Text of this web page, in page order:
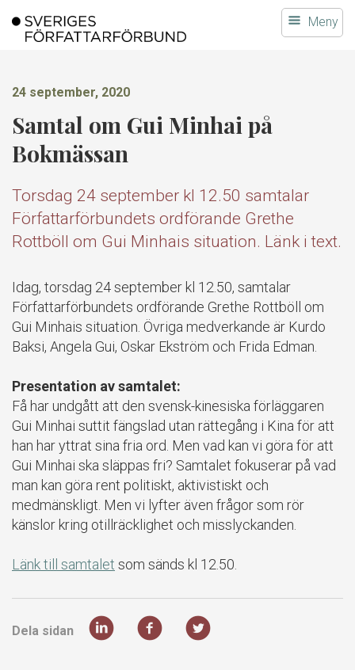
till
Meny
24 september, 2020
Samtal om Gui Minhai på
Bokmässan
Torsdag 24 september kl 12.50 samtalar
Författarförbundets ordförande Grethe
Rottböll om Gui Minhais situation. Länk i text.
Idag, torsdag 24 september kl 12.50, samtalar
Författarförbundets ordförande Grethe Rottböll om
Gui Minhais situation. Övriga medverkande är Kurdo
Baksi, Angela Gui, Oskar Ekström och Frida Edman.
Presentation av samtalet:
Få har undgått att den svensk-kinesiska förläggaren
Gui Minhai suttit fängslad utan rättegång i Kina för att
han har yttrat sina fria ord. Men vad kan vi göra för att
Gui Minhai ska släppas fri? Samtalet fokuserar på vad
man kan göra rent politiskt, aktivistiskt och
medmänskligt. Men vi lyfter även frågor som rör
känslor kring otillräcklighet och misslyckanden.
Länk till samtalet som sänds kl 12.50.
Dela sidan